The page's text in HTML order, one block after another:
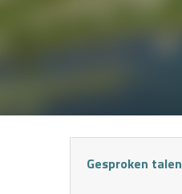
Gesproken talen